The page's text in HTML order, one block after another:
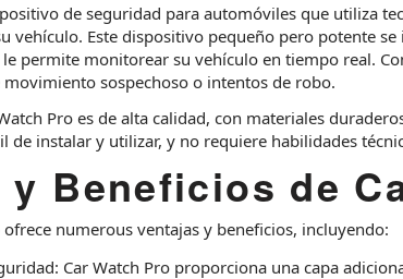
de seguridad para automóviles que utiliza
vehículo. Este dispositivo pequeño pero potente se
permite monitorear su vehículo en tiempo real.
movimiento sospechoso o intentos de robo.
Pro es de alta calidad, con materiales
de instalar y utilizar, y no requiere habilidades
y Beneficios de
ofrece numerous ventajas y beneficios, incluyendo:
Car Watch Pro proporciona una capa